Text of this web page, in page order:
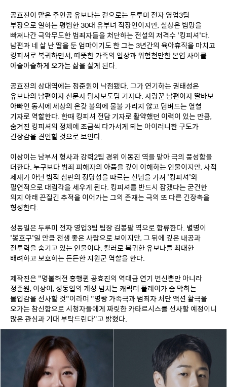
공효진이 맡은 주인공 유보나는 겉으로는 두루미 전자 영업3팀
부장으로 일하는 평범한 30대 유부녀 직장인이지만, 실상은 법망을
빠져나간 극악무도한 범죄자들을 처단하는 전설의 저격수 '킹피셔'다.
남편과 네 살 난 딸을 둔 엄마이기도 한 그는 3년간의 육아휴직을 마치고
킹피셔로 복귀하면서, 따뜻한 가족의 일상과 위험천만한 본업 사이를
아슬아슬하게 오가는 삶을 살게 된다.
공효진의 상대역에는 정준원이 낙점됐다. 그가 연기하는 권태성은
유보나의 남편이자 신문사 탐사보도팀 기자다. 사랑꾼 남편이자 딸바보
아빠인 동시에 세상의 온갖 불의에 물불 가리지 않고 덤벼드는 열혈
기자로 역할한다. 한때 킹피셔 전담 기자로 활약했던 이력이 있는 만큼,
숨겨진 킹피셔의 정체에 조금씩 다가서게 되는 아이러니한 구도가
긴장감을 견인할 것으로 보인다.
이상이는 남부서 형사과 강력2팀 경위 이동진 역을 맡아 극의 풍성함을
더한다. 누구보다 범죄 피해자의 아픔을 깊이 이해하는 인물이지만, 사적
제재가 아닌 법적 심판의 정당성을 따르는 신념을 가져 '킹피셔'와
필연적으로 대립각을 세우게 된다. 킹피셔를 반드시 잡겠다는 굳건한
의지 아래 끈질긴 추적을 이어가는 그의 존재는 극의 또 다른 긴장축을
형성한다.
성동일은 두루미 전자 영업3팀 팀장 김봉팔 역으로 합류한다. 별명이
'봉호구'일 만큼 천생 좋은 사람으로 보이지만, 그 뒤에 깊은 내공과
전투력을 숨기고 있는 인물이다. 킬러로 복귀한 유보나를 최대한
배려하고 보호하는 든든한 지원군 역할을 한다.
제작진은 "명불허전 흥행퀸 공효진의 역대급 연기 변신뿐만 아니라
정준원, 이상이, 성동일의 개성 넘치는 캐릭터 플레이가 숨 막히는
몰입감을 선사할 것"이라며 "명랑 가족극과 범죄자 처단 액션 활극을
오가는 참신함으로 시청자들에게 짜릿한 카타르시스를 선사할 예정이니
많은 관심과 기대 부탁드린다"고 밝혔다.